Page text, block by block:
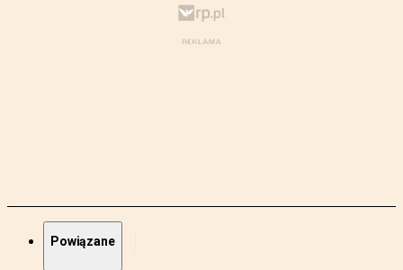
Powiązane